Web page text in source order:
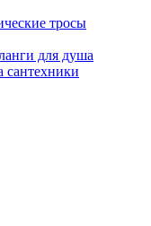
тросы
для душа
сантехники